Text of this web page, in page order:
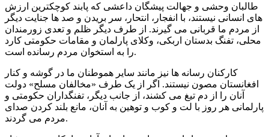
طالبان وحشی و جهالت پیشگان داعشی که پابند کوچکترین ارزش
های انسانی نیستند، با انفجار، انتحار، سر بریدن و صد ها جنایت دیگر
از مردم ما قربانی می گیرند. از طرف دیگر ظلم و تعدی زورمندان
محلی، تفنگ بدستان اربکی، وکلای پارلمان و مقامات حکومتی کارد
را به استخوان مردم رسانده است.
کارکنان رسانه ها نیز مانند سایر هموطنان ما در گوشه و کنار
افغانستان مصون نیستند. اگر از یک طرف «مخالفان مسلح» دولت
آنان را از دم تیغ می کشند، از جانب دیگر، تفنگداران حکومتی و
پارلمانی هر روز با لت و کوب و توهین به آنان، مانع بلند کردن صدای
مردم می گردند.